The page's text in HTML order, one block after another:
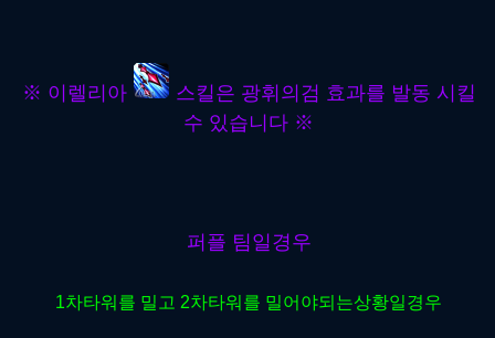
※ 이렐리아
스킬은 광휘의검 효과를 발동 시킬
수 있습니다 ※
퍼플 팀일경우
1차타워를 밀고 2차타워를 밀어야되는상황일경우